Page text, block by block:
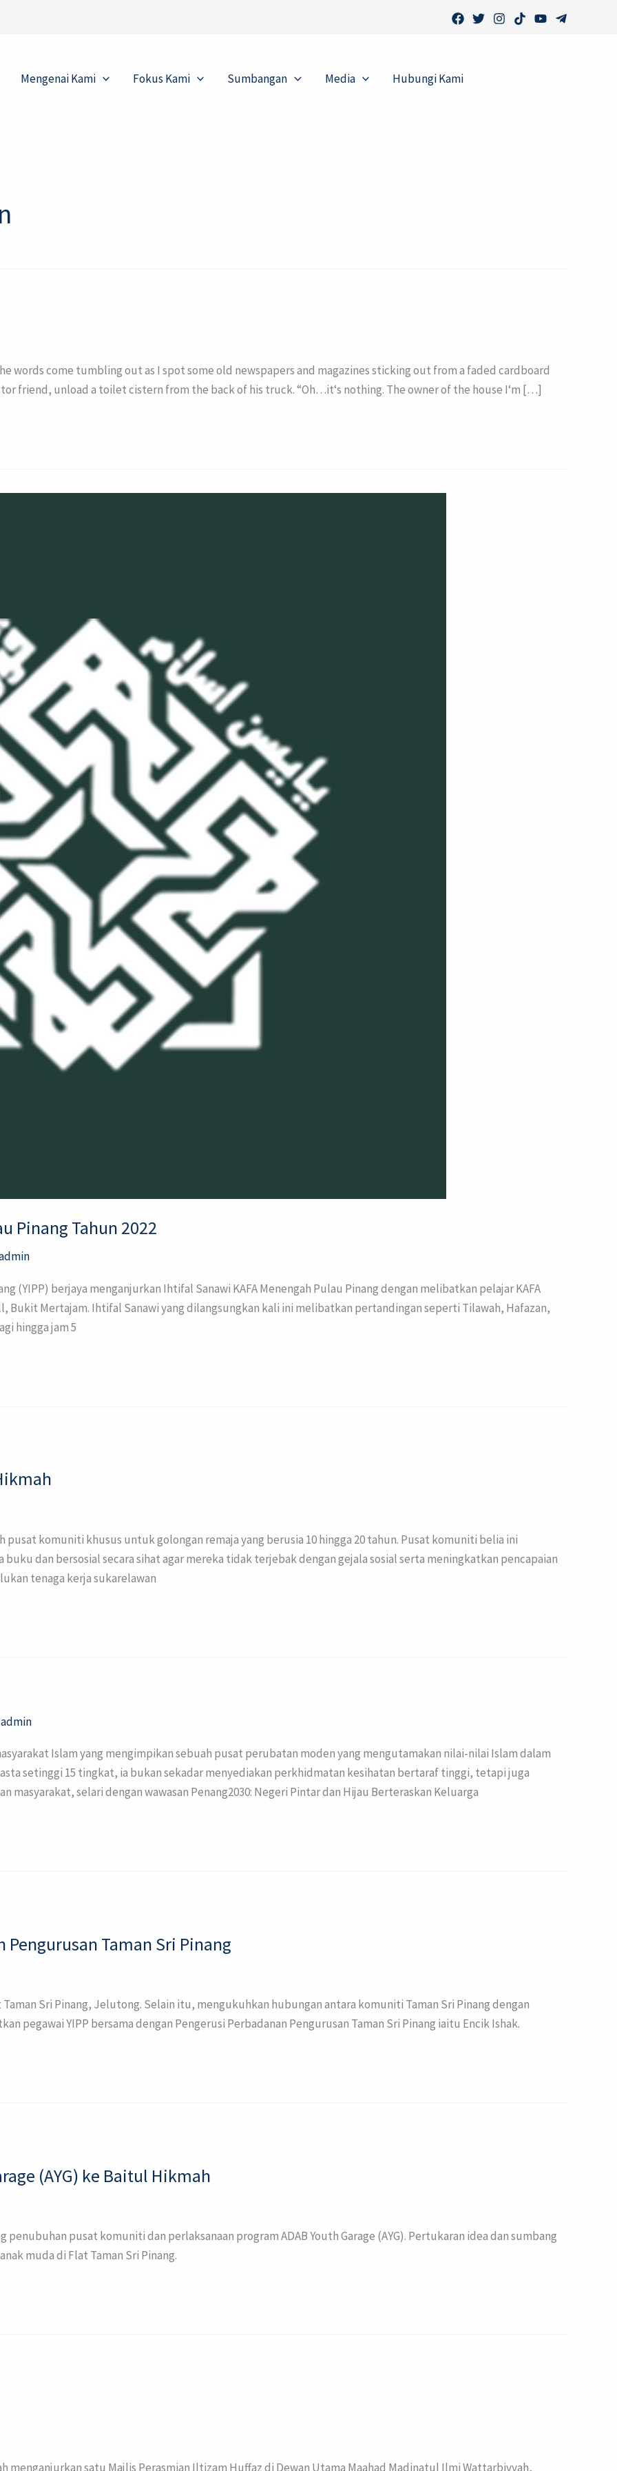
Mengenai Kami Fokus Kami Sumbangan Media Hubungi Kami
words come tumbling out as I spot some old newspapers and magazines sticking out from a faded cardboard
friend, unload a toilet cistern from the back of his truck. “Oh…it‘s nothing. The owner of the house I‘m […]
Pinang Tahun 2022
(YIPP) berjaya menganjurkan Ihtifal Sanawi KAFA Menengah Pulau Pinang dengan melibatkan pelajar KAFA
Bukit Mertajam. Ihtifal Sanawi yang dilangsungkan kali ini melibatkan pertandingan seperti Tilawah, Hafazan,
hingga jam 5
pusat komuniti khusus untuk golongan remaja yang berusia 10 hingga 20 tahun. Pusat komuniti belia ini
dan bersosial secara sihat agar mereka tidak terjebak dengan gejala sosial serta meningkatkan pencapaian
tenaga kerja sukarelawan
admin
Islam yang mengimpikan sebuah pusat perubatan moden yang mengutamakan nilai-nilai Islam dalam
setinggi 15 tingkat, ia bukan sekadar menyediakan perkhidmatan kesihatan bertaraf tinggi, tetapi juga
selari dengan wawasan Penang2030: Negeri Pintar dan Hijau Berteraskan Keluarga
Taman Sri Pinang
Sri Pinang, Jelutong. Selain itu, mengukuhkan hubungan antara komuniti Taman Sri Pinang dengan
pegawai YIPP bersama dengan Pengerusi Perbadanan Pengurusan Taman Sri Pinang iaitu Encik Ishak.
(AYG) ke Baitul Hikmah
pusat komuniti dan perlaksanaan program ADAB Youth Garage (AYG). Pertukaran idea dan sumbang
muda di Flat Taman Sri Pinang.
menganjurkan satu Majlis Perasmian Iltizam Huffaz di Dewan Utama Maahad Madinatul Ilmi Wattarbiyyah,